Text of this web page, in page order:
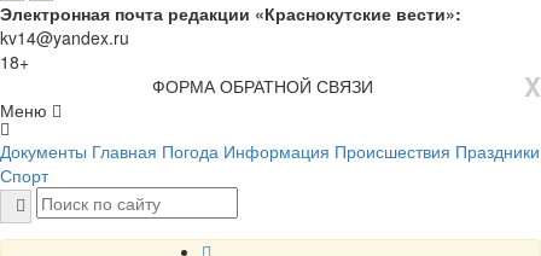
Электронная почта редакции «Краснокутские вести»:
kv14@yandex.ru
18+
X
ФОРМА ОБРАТНОЙ СВЯЗИ
Меню
Документы Главная Погода Информация Происшествия Праздники
Спорт